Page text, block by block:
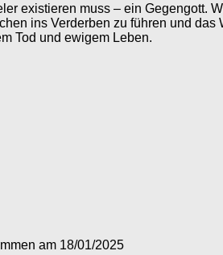
existieren muss – ein Gegengott.
ins Verderben zu führen und
Tod und ewigem Leben.
am 18/01/2025